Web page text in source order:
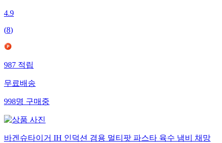
4.9
(8)
987 적립
무료배송
998명 구매중
바겐슈타이거 IH 인덕션 겸용 멀티팟 파스타 육수 냄비 채망